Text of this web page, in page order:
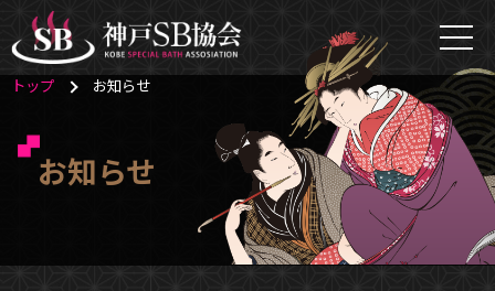
トップ お知らせ
お知らせ